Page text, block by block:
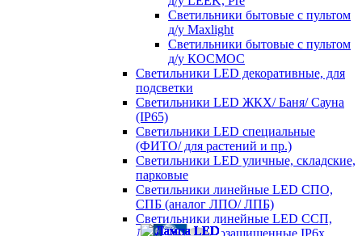
Светильники бытовые с пультом
д/у Maxlight
Светильники бытовые с пультом
д/у КОСМОС
Светильники LED декоративные, для
подсветки
Светильники LED ЖКХ/ Баня/ Сауна
(IP65)
Светильники LED специальные
(ФИТО/ для растений и пр.)
Светильники LED уличные, складские,
парковые
Светильники линейные LED СПО,
СПБ (аналог ЛПО/ ЛПБ)
Светильники линейные LED ССП,